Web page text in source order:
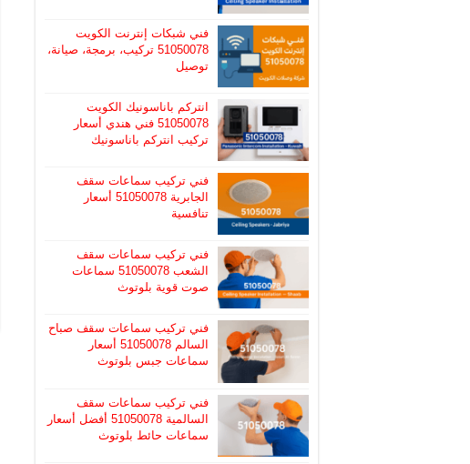
فني شبكات إنترنت الكويت
51050078 تركيب، برمجة، صيانة،
توصيل
انتركم باناسونيك الكويت
51050078 فني هندي أسعار
تركيب انتركم باناسونيك
فني تركيب سماعات سقف
الجابرية 51050078 أسعار
تنافسية
فني تركيب سماعات سقف
الشعب 51050078 سماعات
صوت قوية بلوتوث
فني تركيب سماعات سقف صباح
السالم 51050078 أسعار
سماعات جبس بلوتوث
فني تركيب سماعات سقف
السالمية 51050078 أفضل أسعار
سماعات حائط بلوتوث